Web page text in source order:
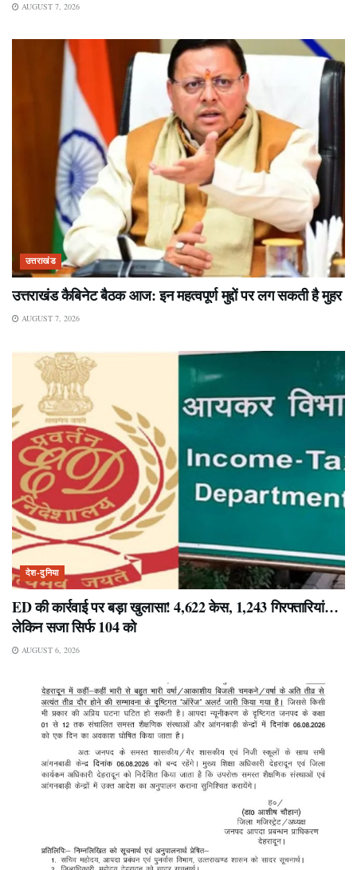
AUGUST 7, 2026
उत्तराखंड
उत्तराखंड कैबिनेट बैठक आज: इन महत्वपूर्ण मुद्दों पर लग सकती है मुहर
AUGUST 7, 2026
देश-दुनिया
ED की कार्रवाई पर बड़ा खुलासा! 4,622 केस, 1,243 गिरफ्तारियां…
लेकिन सजा सिर्फ 104 को
AUGUST 6, 2026